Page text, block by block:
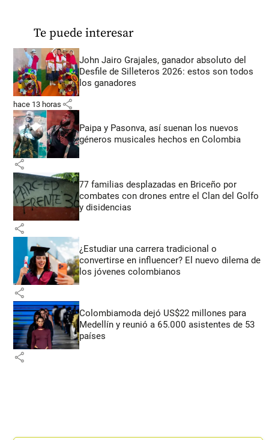
Te puede interesar
John Jairo Grajales, ganador absoluto del
Desfile de Silleteros 2026: estos son todos
los ganadores
hace 13 horas share
Paipa y Pasonva, así suenan los nuevos
géneros musicales hechos en Colombia
share
77 familias desplazadas en Briceño por
combates con drones entre el Clan del Golfo
y disidencias
share
¿Estudiar una carrera tradicional o
convertirse en influencer? El nuevo dilema de
los jóvenes colombianos
share
Colombiamoda dejó US$22 millones para
Medellín y reunió a 65.000 asistentes de 53
países
share